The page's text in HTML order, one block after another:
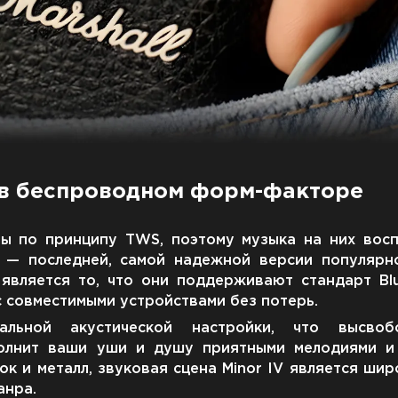
беспроводном форм-факторе
по принципу TWS, поэтому музыка на них
последней, самой надежной версии
то, что они поддерживают стандарт
устройствами без потерь.
акустической настройки, что
ваши уши и душу приятными мелодиями
и металл, звуковая сцена Minor IV является